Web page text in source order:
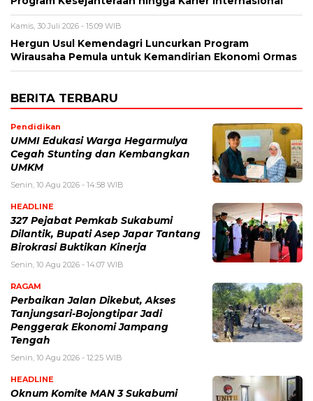
Kamis, 30 Juli 2026 - 15:09 WIB
Hergun Usul Kemendagri Luncurkan Program
Wirausaha Pemula untuk Kemandirian Ekonomi Ormas
BERITA TERBARU
Pendidikan
UMMI Edukasi Warga Hegarmulya
Cegah Stunting dan Kembangkan
UMKM
Senin, 10 Agu 2026 - 14:58 WIB
HEADLINE
327 Pejabat Pemkab Sukabumi
Dilantik, Bupati Asep Japar Tantang
Birokrasi Buktikan Kinerja
Senin, 10 Agu 2026 - 14:07 WIB
RAGAM
Perbaikan Jalan Dikebut, Akses
Tanjungsari-Bojongtipar Jadi
Penggerak Ekonomi Jampang
Tengah
Senin, 10 Agu 2026 - 12:25 WIB
HEADLINE
Oknum Komite MAN 3 Sukabumi